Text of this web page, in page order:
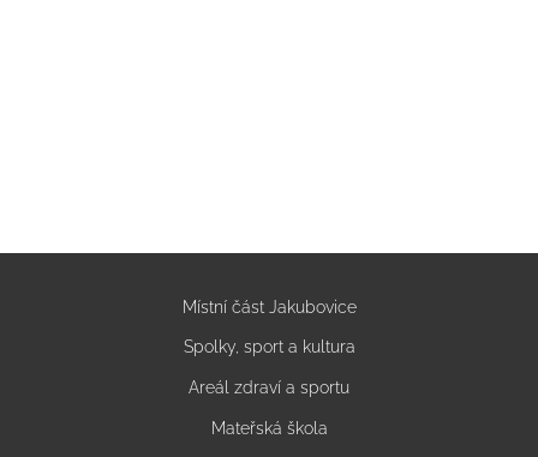
Místní část Jakubovice
Spolky, sport a kultura
Areál zdraví a sportu
Mateřská škola